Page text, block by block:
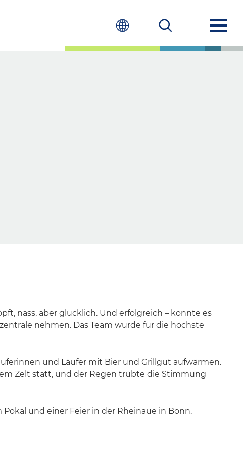
nass, aber glücklich. Und erfolgreich – konnte es
nehmen. Das Team wurde für die höchste
und Läufer mit Bier und Grillgut aufwärmen.
Zelt statt, und der Regen trübte die Stimmung
und einer Feier in der Rheinaue in Bonn.